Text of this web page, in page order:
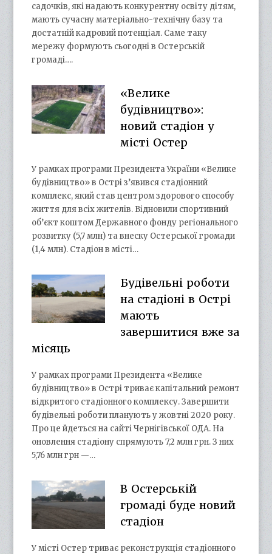
садочків, які надають конкурентну освіту дітям,
мають сучасну матеріально-технічну базу та
достатній кадровий потенціал. Саме таку
мережу формують сьогодні в Остерській
громаді….
«Велике
будівництво»:
новий стадіон у
місті Остер
У рамках програми Президента України «Велике
будівництво» в Острі з’явився стадіонний
комплекс, який став центром здорового способу
життя для всіх жителів. Відновили спортивний
об’єкт коштом Державного фонду регіонального
розвитку (5,7 млн) та внеску Остерської громади
(1,4 млн). Стадіон в місті…
Будівельні роботи
на стадіоні в Острі
мають
завершитися вже за
місяць
У рамках програми Президента «Велике
будівництво» в Острі триває капітальний ремонт
відкритого стадіонного комплексу. Завершити
будівельні роботи планують у жовтні 2020 року.
Про це йдеться на сайті Чернігівської ОДА. На
оновлення стадіону спрямують 7,2 млн грн. З них
5,76 млн грн —…
В Остерській
громаді буде новий
стадіон
У місті Остер триває реконструкція стадіонного